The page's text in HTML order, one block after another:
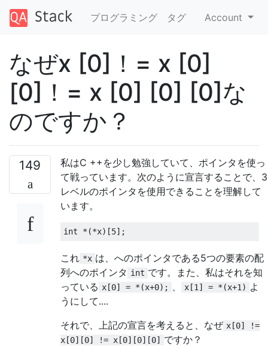
プログラミング タグ Account
なぜx [0]！= x [0]
[0]！= x [0] [0] [0]な
のですか？
149
私はC ++を少し勉強していて、ポインタを使っ
て戦っています。次のように宣言することで、3
レベルのポインタを使用できることを理解して
います。
int *(*x)[5];
これ *x は、へのポインタである5つの要素の配
列へのポインタ int です。また、私はそれを知
っている x[0] = *(x+0); x[1] = *(x+1) よ
うにして....
それで、上記の宣言を考えると、なぜ x[0] !=
x[0][0] != x[0][0][0] ですか？